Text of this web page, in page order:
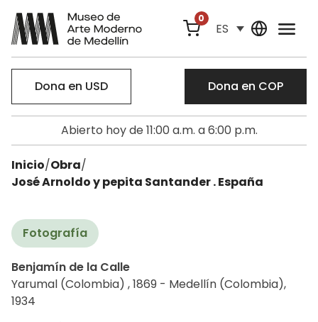
0
ES
Dona en USD Dona en COP
Abierto hoy de 11:00 a.m. a 6:00 p.m.
Inicio/Obra/
José Arnoldo y pepita Santander . España
Fotografía
Benjamín de la Calle
Yarumal (Colombia) , 1869 - Medellín (Colombia),
1934